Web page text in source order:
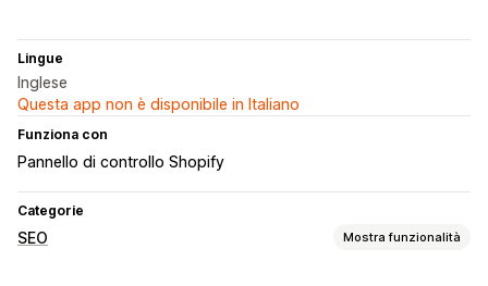
Lingue
Inglese
Questa app non è disponibile in Italiano
Funziona con
Pannello di controllo Shopify
Categorie
SEO Mostra funzionalità